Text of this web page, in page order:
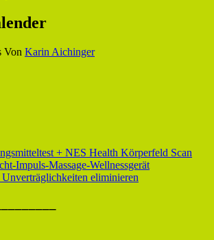
Von Karin Aichinger
+ NES Health Körperfeld Scan
Impuls-Massage-Wellnessgerät
eliminieren